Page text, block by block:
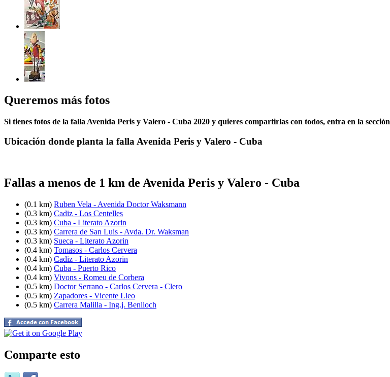
Queremos más fotos
Si tienes fotos de la falla Avenida Peris y Valero - Cuba 2020 y quieres compartirlas con todos, entra en la sección
Ubicación donde planta la falla Avenida Peris y Valero - Cuba
Fallas a menos de 1 km de Avenida Peris y Valero - Cuba
(0.1 km) Ruben Vela - Avenida Doctor Waksmann
(0.3 km) Cadiz - Los Centelles
(0.3 km) Cuba - Literato Azorin
(0.3 km) Carrera de San Luis - Avda. Dr. Waksman
(0.3 km) Sueca - Literato Azorin
(0.4 km) Tomasos - Carlos Cervera
(0.4 km) Cadiz - Literato Azorin
(0.4 km) Cuba - Puerto Rico
(0.4 km) Vivons - Romeu de Corbera
(0.5 km) Doctor Serrano - Carlos Cervera - Clero
(0.5 km) Zapadores - Vicente Lleo
(0.5 km) Carrera Malilla - Ing.j. Benlloch
Comparte esto